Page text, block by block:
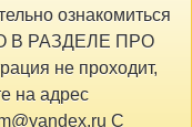
ознакомиться
В РАЗДЕЛЕ ПРО
не проходит,
на адрес
С